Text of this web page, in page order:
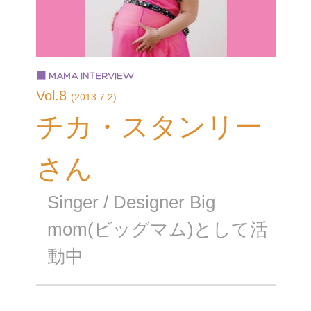
Vol.8 (2013.7.2)
チカ・スタンリー
さん
Singer / Designer Big
mom(ビッグマム)として活
動中